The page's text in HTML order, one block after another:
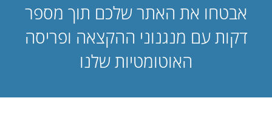
אבטחו את האתר שלכם תוך מספר
דקות עם מנגנוני ההקצאה ופריסה
האוטומטיות שלנו